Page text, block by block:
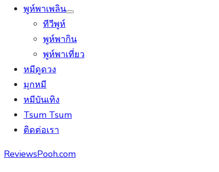
พูห์พาเพลิน
Show
ทีวีพูห์
พูห์พากิน
พูห์พาเที่ยว
หมีดูดวง
มุกหมี
หมีบันเทิง
Tsum Tsum
ติดต่อเรา
ReviewsPooh.com